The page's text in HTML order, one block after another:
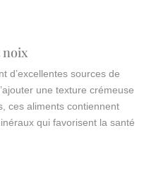
noix
d’excellentes sources de
une texture crémeuse
ces aliments contiennent
qui favorisent la santé